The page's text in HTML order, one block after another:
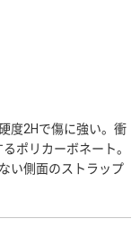
度2Hで傷に強い。衝
ポリカーボネート。
い側面のストラップ